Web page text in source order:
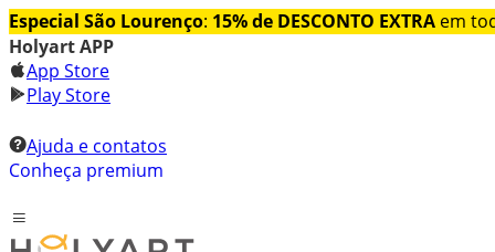
Especial São Lourenço: 15% de DESCONTO EXTRA em
Holyart APP
App Store
Play Store
Ajuda e contatos
Conheça premium